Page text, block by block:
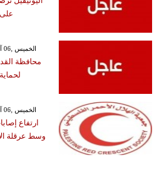
على
GMT 20:47 2026 الخميس ,06 آب / أغسطس
محافظة
GMT 20:39 2026 الخميس ,06 آب / أغسطس
وسط عرقلة